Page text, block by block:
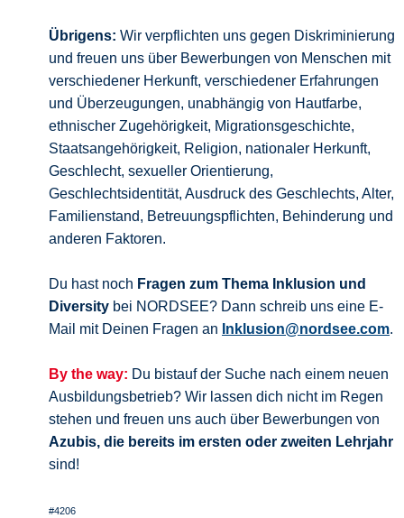
Übrigens: Wir verpflichten uns gegen Diskriminierung
und freuen uns über Bewerbungen von Menschen mit
verschiedener Herkunft, verschiedener Erfahrungen
und Überzeugungen, unabhängig von Hautfarbe,
ethnischer Zugehörigkeit, Migrationsgeschichte,
Staatsangehörigkeit, Religion, nationaler Herkunft,
Geschlecht, sexueller Orientierung,
Geschlechtsidentität, Ausdruck des Geschlechts, Alter,
Familienstand, Betreuungspflichten, Behinderung und
anderen Faktoren.
Du hast noch Fragen zum Thema Inklusion und
Diversity bei NORDSEE? Dann schreib uns eine E-
Mail mit Deinen Fragen an Inklusion@nordsee.com.
By the way: Du bistauf der Suche nach einem neuen
Ausbildungsbetrieb? Wir lassen dich nicht im Regen
stehen und freuen uns auch über Bewerbungen von
Azubis, die bereits im ersten oder zweiten Lehrjahr
sind!
#4206